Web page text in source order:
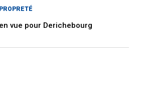
vue pour Derichebourg